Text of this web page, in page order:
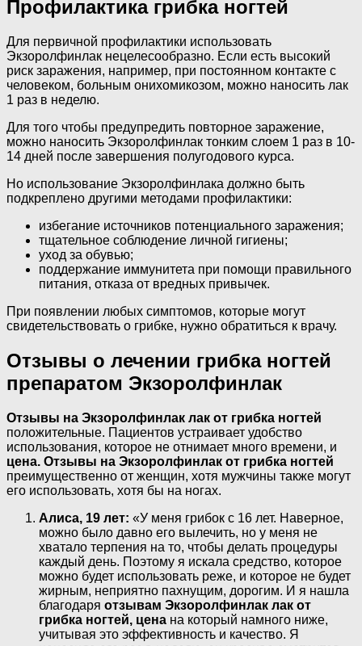
Профилактика грибка ногтей
Для первичной профилактики использовать
Экзоролфинлак нецелесообразно. Если есть высокий
риск заражения, например, при постоянном контакте с
человеком, больным онихомикозом, можно наносить лак
1 раз в неделю.
Для того чтобы предупредить повторное заражение,
можно наносить Экзоролфинлак тонким слоем 1 раз в 10-
14 дней после завершения полугодового курса.
Но использование Экзоролфинлака должно быть
подкреплено другими методами профилактики:
избегание источников потенциального заражения;
тщательное соблюдение личной гигиены;
уход за обувью;
поддержание иммунитета при помощи правильного
питания, отказа от вредных привычек.
При появлении любых симптомов, которые могут
свидетельствовать о грибке, нужно обратиться к врачу.
Отзывы о лечении грибка ногтей
препаратом Экзоролфинлак
Отзывы на Экзоролфинлак лак от грибка ногтей
положительные. Пациентов устраивает удобство
использования, которое не отнимает много времени, и
цена. Отзывы на Экзоролфинлак от грибка ногтей
преимущественно от женщин, хотя мужчины также могут
его использовать, хотя бы на ногах.
Алиса, 19 лет: «У меня грибок с 16 лет. Наверное,
можно было давно его вылечить, но у меня не
хватало терпения на то, чтобы делать процедуры
каждый день. Поэтому я искала средство, которое
можно будет использовать реже, и которое не будет
жирным, неприятно пахнущим, дорогим. И я нашла
благодаря отзывам Экзоролфинлак лак от
грибка ногтей, цена на который намного ниже,
учитывая это эффективность и качество. Я